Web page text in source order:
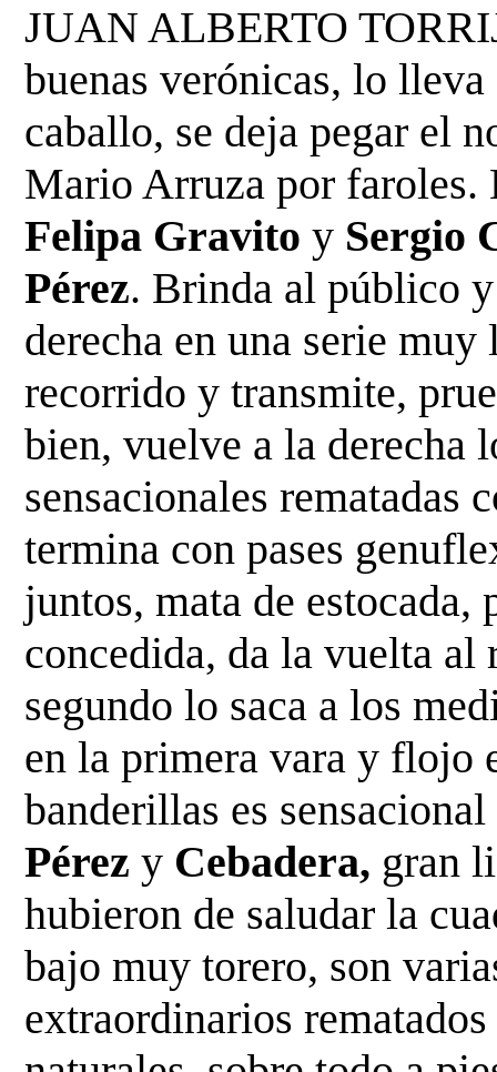
JUAN ALBERTO
buenas verónicas, lo
caballo, se deja pegar el
Mario Arruza por faroles.
Felipa Gravito y Sergio
Pérez. Brinda al público
derecha en una serie muy
recorrido y transmite,
bien, vuelve ala derecha
sensacionales rematadas
termina con pases
juntos, mata de
concedida, da la vuelta
segundo lo saca alos
en la primera vara y flojo
banderillas es
Pérez y Cebadera, gran
hubieron de saludar la
bajo muy torero, son
extraordinarios